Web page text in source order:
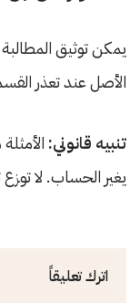
يمكن توثيق
الأصل عند تعذر
تنبيه قانوني:
يغير الحساب. لا
اترك تعليقاً